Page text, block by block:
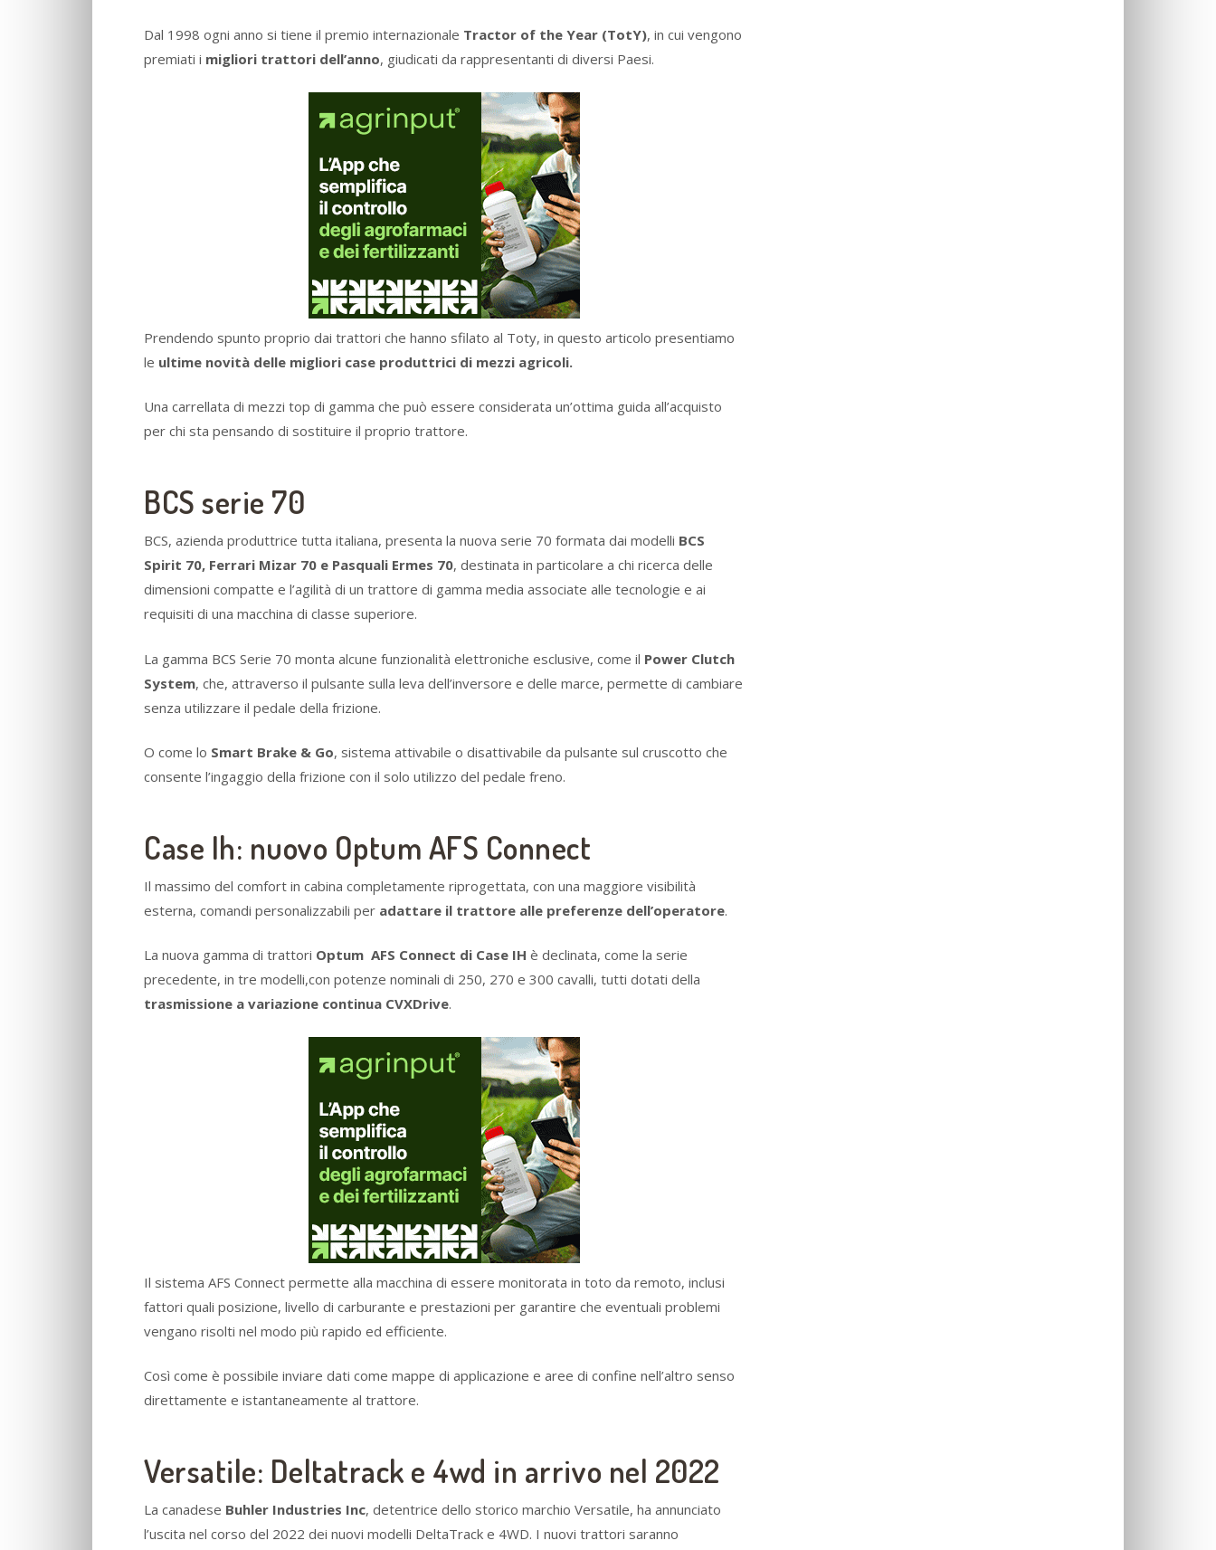
Dal 1998 ogni anno si tiene il premio internazionale Tractor of the Year (TotY), in cui vengono
premiati i migliori trattori dell’anno, giudicati da rappresentanti di diversi Paesi.
Prendendo spunto proprio dai trattori che hanno sfilato al Toty, in questo articolo presentiamo
le ultime novità delle migliori case produttrici di mezzi agricoli.
Una carrellata di mezzi top di gamma che può essere considerata un’ottima guida all’acquisto
per chi sta pensando di sostituire il proprio trattore.
BCS serie 70
BCS, azienda produttrice tutta italiana, presenta la nuova serie 70 formata dai modelli BCS
Spirit 70, Ferrari Mizar 70 e Pasquali Ermes 70, destinata in particolare a chi ricerca delle
dimensioni compatte e l’agilità di un trattore di gamma media associate alle tecnologie e ai
requisiti di una macchina di classe superiore.
La gamma BCS Serie 70 monta alcune funzionalità elettroniche esclusive, come il Power Clutch
System, che, attraverso il pulsante sulla leva dell’inversore e delle marce, permette di cambiare
senza utilizzare il pedale della frizione.
O come lo Smart Brake & Go, sistema attivabile o disattivabile da pulsante sul cruscotto che
consente l’ingaggio della frizione con il solo utilizzo del pedale freno.
Case Ih: nuovo Optum AFS Connect
Il massimo del comfort in cabina completamente riprogettata, con una maggiore visibilità
esterna, comandi personalizzabili per adattare il trattore alle preferenze dell’operatore.
La nuova gamma di trattori Optum AFS Connect di Case IH è declinata, come la serie
precedente, in tre modelli,con potenze nominali di 250, 270 e 300 cavalli, tutti dotati della
trasmissione a variazione continua CVXDrive.
Il sistema AFS Connect permette alla macchina di essere monitorata in toto da remoto, inclusi
fattori quali posizione, livello di carburante e prestazioni per garantire che eventuali problemi
vengano risolti nel modo più rapido ed efficiente.
Così come è possibile inviare dati come mappe di applicazione e aree di confine nell’altro senso
direttamente e istantaneamente al trattore.
Versatile: Deltatrack e 4wd in arrivo nel 2022
La canadese Buhler Industries Inc, detentrice dello storico marchio Versatile, ha annunciato
l’uscita nel corso del 2022 dei nuovi modelli DeltaTrack e 4WD. I nuovi trattori saranno